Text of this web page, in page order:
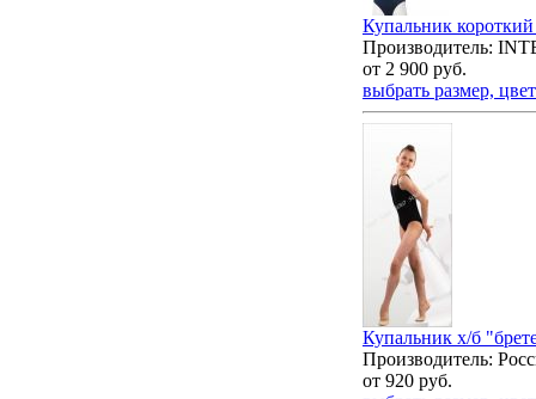
Купальник короткий
Производитель:
от 2 900 руб.
выбрать размер, цвет
Купальник х/б
Производитель:
от 920 руб.